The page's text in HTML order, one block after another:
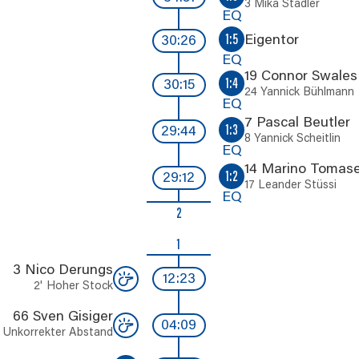
3 Mika Stadler
EQ
30:26
Eigentor
1:5
EQ
30:15
19 Connor Swales
24 Yannick Bühlmann
1:4
EQ
29:44
7 Pascal Beutler
8 Yannick Scheitlin
1:3
EQ
29:12
14 Marino
17 Leander Stüssi
1:2
EQ
2
1
12:23
3 Nico Derungs
2' Hoher Stock
04:09
66 Sven Gisiger
Unkorrekter Abstand